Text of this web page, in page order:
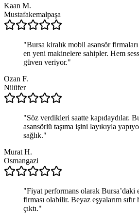
Kaan M.
Mustafakemalpaşa
"Bursa kiralık mobil asansör firmaları
en yeni makinelere sahipler. Hem
güven veriyor."
Ozan F.
Nilüfer
"Söz verdikleri saatte kapıdaydılar.
asansörlü taşıma işini layıkıyla
sağlık."
Murat H.
Osmangazi
"Fiyat performans olarak Bursa’daki
firması olabilir. Beyaz eşyalarım sıfır
çıktı."